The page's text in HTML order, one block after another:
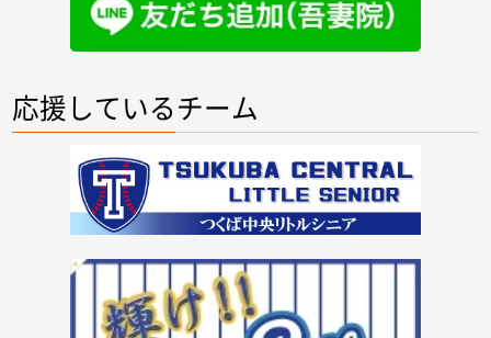
応援しているチーム